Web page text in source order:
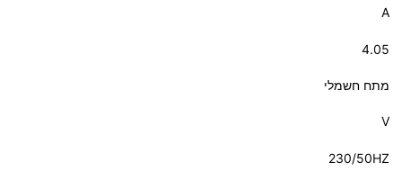
A
4.05
מתח חשמלי
V
230/50HZ